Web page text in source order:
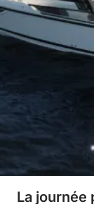
La journée